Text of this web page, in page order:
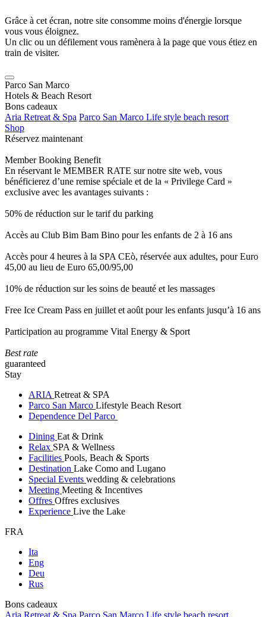
Grâce à cet écran, notre site consomme moins d'énergie lorsque
vous vous éloignez.
Un clic ou un défilement vous ramènera à la page que vous étiez en
train de visiter.
Parco San Marco
Hotels & Beach Resort
Bons cadeaux
Aria Retreat & Spa Parco San Marco Life style beach resort
Shop
Réservez maintenant
Member Booking Benefit
En réservant le MEMBER RATE sur notre site web, vous
bénéficierez d’une remise spéciale et de la « Privilege Card »
exclusive avec les avantages suivants :
50% de réduction sur le tarif du parking
Accès au Club Bim Bam Bino pour les enfants de 2 à 16 ans
Accès pour 4 heures à la SPA CEò, réservée aux adultes, pour Euro
45,00 au lieu de Euro 65,00/95,00
10% de réduction sur les soins de beauté et les massages
Free Ice Cream Pass en juillet et août pour les enfants jusqu’à 16 ans
Participation au programme Vital Energy & Sport
Best rate
guaranteed
Stay
ARIA Retreat & SPA
Parco San Marco Lifestyle Beach Resort
Dependence Del Parco
Dining Eat & Drink
Relax SPA & Wellness
Facilities Pools, Beach & Sports
Destination Lake Como and Lugano
Special Events wedding & celebrations
Meeting Meeting & Incentives
Offres Offres exclusives
Experience Live the Lake
FRA
Ita
Eng
Deu
Rus
Bons cadeaux
Aria Retreat & Spa Parco San Marco Life style beach resort